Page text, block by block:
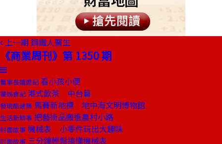
上一期 鋼鐵人醫生
《商業周刊》第 1350 期
董事長嬉遊記 看小孩小便
饕姊食記 港式飲茶 中台篇
發現酷建築 馬賽新地標 地中海文明博物館
生活新鮮事 把藝術品搬進農村小路
封面故事 機械表 小零件玩出大趣味
封面故事 三分鐘輕鬆搞懂機械表